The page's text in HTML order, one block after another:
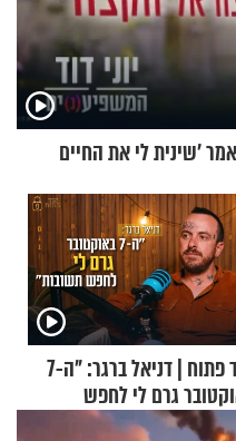
'שינית לי את החיים
קוד פתוח | דניאל ברגר: "ה-7
גרם לי לחפש